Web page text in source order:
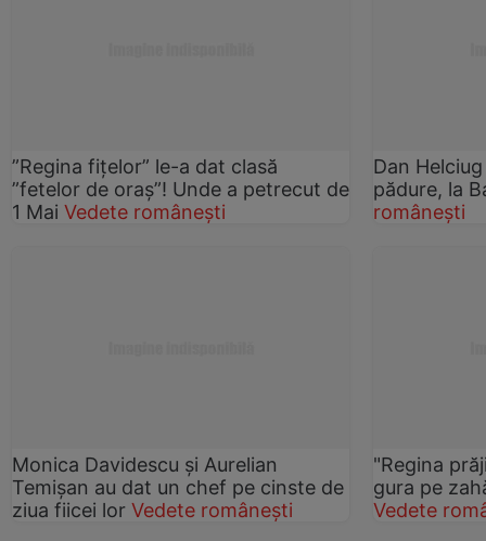
”Regina fițelor” le-a dat clasă
”fetelor de oraș”! Unde a petrecut de
1 Mai Vedete românești
Dan
pădure, la
românești
Monica Davidescu şi Aurelian
Temişan au dat un chef pe cinste de
ziua fiicei lor Vedete românești
"Regina
gura pe
Vedete